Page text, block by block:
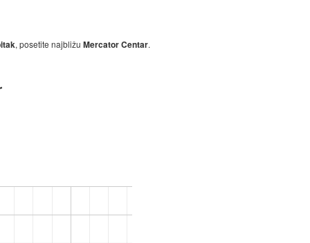
, posetite najbližu Mercator Centar.